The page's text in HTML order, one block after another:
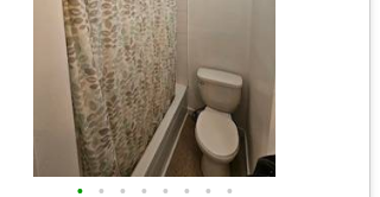
• • • • • • • •